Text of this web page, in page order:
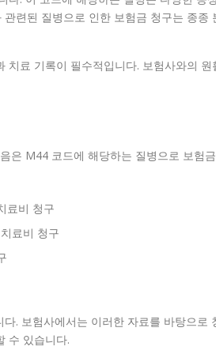
련된 질병으로 인한 보험금 청구는 종종
치료 기록이 필수적입니다. 보험사와의 원
은 M44 코드에 해당하는 질병으로 보험금
료비 청구
료비 청구
. 보험사에서는 이러한 자료를 바탕으로
수 있습니다.